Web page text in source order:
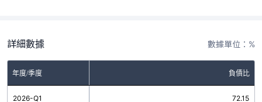
詳細數據 數據單位：%
年度/季度 負債比
2026-Q1 72.15